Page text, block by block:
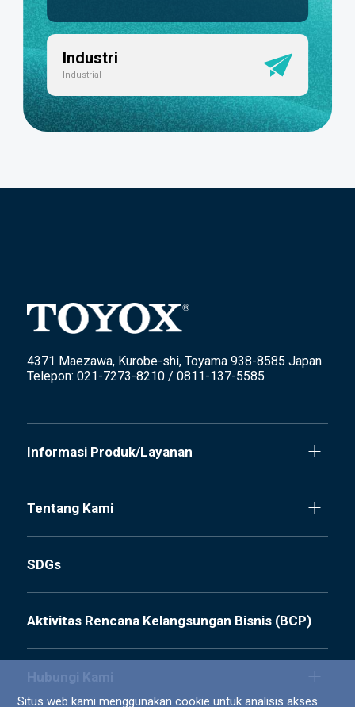
Situs web kami menggunakan cookie untuk analisis akses.
Industri
Industrial
4371 Maezawa, Kurobe-shi, Toyama 938-8585 Japan
Telepon: 021-7273-8210 / 0811-137-5585
Informasi Produk/Layanan
Tentang Kami
SDGs
Aktivitas Rencana Kelangsungan Bisnis (BCP)
Hubungi Kami